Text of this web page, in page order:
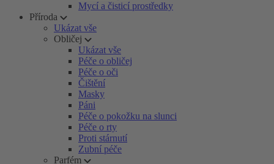
Mycí a čisticí prostředky
Příroda
Ukázat vše
Obličej
Ukázat vše
Péče o obličej
Péče o oči
Čištění
Masky
Páni
Péče o pokožku na slunci
Péče o rty
Proti stárnutí
Zubní péče
Parfém